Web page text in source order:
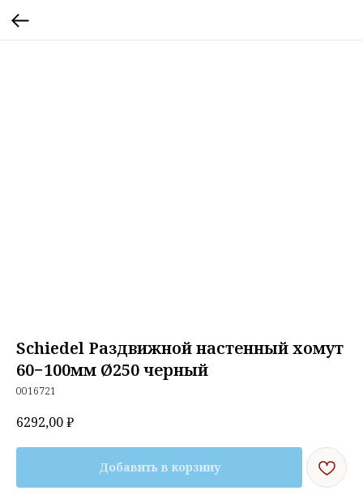
Schiedel Раздвижной настенный хомут
60−100мм Ø250 черный
0016721
6292,00₽
Добавить в корзину